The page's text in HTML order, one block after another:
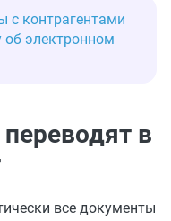
с контрагентами
об электронном
в
все документы